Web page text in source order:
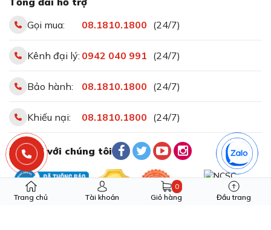
Trang chủ Tài khoản Giỏ hàng
0
Đầu trang
Kết nối và điều khiển máy rửa chén Bosch
SMS8YCI03E từ xa thông qua Home Connect
Sấy tăng cường ExtraDry giúp bát đĩa khô
hơn
Tính năng sấy tăng cường ExtraDry sẽ giúp bát đĩa đạt
Gọi mua:
08.1810.1800 (24/7)
Kênh đại lý: 0942 040 991 (24/7)
Bảo hành: 08.1810.1800 (24/7)
Khiếu nại: 08.1810.1800 (24/7)
Kết nối với chúng tôi